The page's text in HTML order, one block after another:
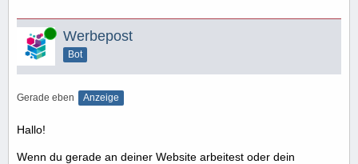
Online Werbepost
Bot
Gerade eben Anzeige
Hallo!
Wenn du gerade an deiner Website arbeitest oder dein